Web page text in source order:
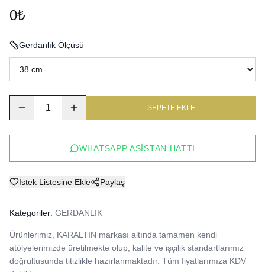
0₺
Gerdanlık Ölçüsü
1 SEPETE EKLE
WHATSAPP ASISTAN HATTI
İstek Listesine Ekle Paylaş
Kategoriler: GERDANLIK
Ürünlerimiz, KARALTIN markası altında tamamen kendi
atölyelerimizde üretilmekte olup, kalite ve işçilik standartlarımız
doğrultusunda titizlikle hazırlanmaktadır. Tüm fiyatlarımıza KDV